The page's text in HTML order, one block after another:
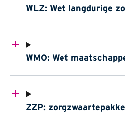
WLZ: Wet langdurige
WMO: Wet
ZZP: